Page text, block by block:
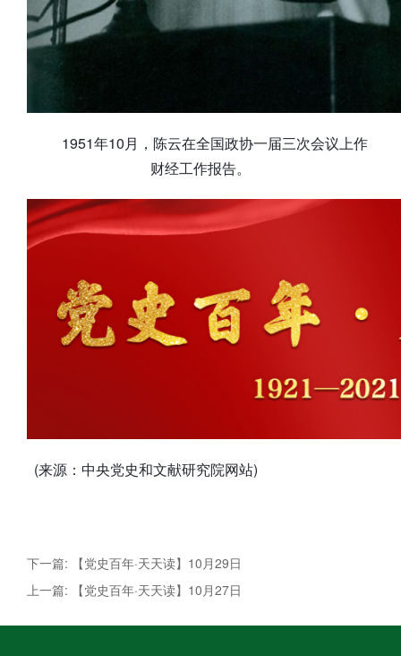
1951年10月，陈云在全国政协一届三次会议上作
财经工作报告。
(来源：中央党史和文献研究院网站)
下一篇: 【党史百年·天天读】10月29日
上一篇: 【党史百年·天天读】10月27日